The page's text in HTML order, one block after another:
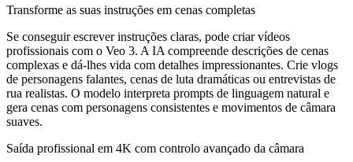
Transforme as suas instruções em cenas completas
Se conseguir escrever instruções claras, pode criar vídeos
profissionais com o Veo 3. A IA compreende descrições de cenas
complexas e dá-lhes vida com detalhes impressionantes. Crie vlogs
de personagens falantes, cenas de luta dramáticas ou entrevistas de
rua realistas. O modelo interpreta prompts de linguagem natural e
gera cenas com personagens consistentes e movimentos de câmara
suaves.
Saída profissional em 4K com controlo avançado da câmara